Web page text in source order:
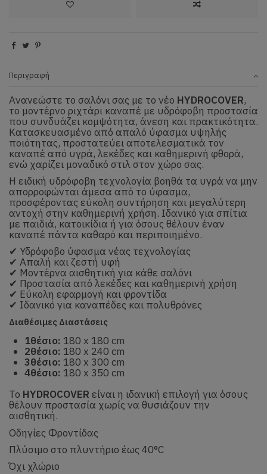
Περιγραφή
Ανανεώστε το σαλόνι σας με το νέο HYDROCOVER,
το μοντέρνο ριχτάρι καναπέ με υδρόφοβη προστασία
που συνδυάζει κομψότητα, άνεση και πρακτικότητα.
Κατασκευασμένο από απαλό ύφασμα υψηλής
ποιότητας, προστατεύει αποτελεσματικά τον
καναπέ από υγρά, λεκέδες και καθημερινή φθορά,
ενώ χαρίζει μοναδικό στιλ στον χώρο σας.
Η ειδική υδρόφοβη τεχνολογία βοηθά τα υγρά να μην
απορροφώνται άμεσα από το ύφασμα,
προσφέροντας εύκολη συντήρηση και μεγαλύτερη
αντοχή στην καθημερινή χρήση. Ιδανικό για σπίτια
με παιδιά, κατοικίδια ή για όσους θέλουν έναν
καναπέ πάντα καθαρό και περιποιημένο.
✔ Υδρόφοβο ύφασμα νέας τεχνολογίας
✔ Απαλή και ζεστή υφή
✔ Μοντέρνα αισθητική για κάθε σαλόνι
✔ Προστασία από λεκέδες και καθημερινή χρήση
✔ Εύκολη εφαρμογή και φροντίδα
✔ Ιδανικό για καναπέδες και πολυθρόνες
Διαθέσιμες Διαστάσεις
1θέσιο: 180 x 180 cm
2θέσιο: 180 x 240 cm
3θέσιο: 180 x 300 cm
4θέσιο: 180 x 350 cm
Το HYDROCOVER είναι η ιδανική επιλογή για όσους
θέλουν προστασία χωρίς να θυσιάζουν την
αισθητική.
Οδηγίες Φροντίδας
Πλύσιμο στο πλυντήριο έως 40°C
Όχι χλώριο